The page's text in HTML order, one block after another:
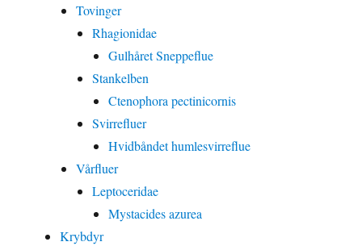
Tovinger
Rhagionidae
Gulhåret Sneppeflue
Stankelben
Ctenophora pectinicornis
Svirrefluer
Hvidbåndet humlesvirreflue
Vårfluer
Leptoceridae
Mystacides azurea
Krybdyr